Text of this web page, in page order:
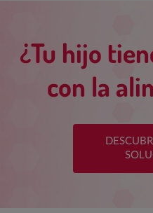
¿Tu hijo
con la